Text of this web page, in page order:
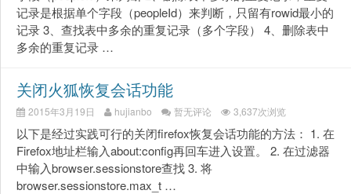
记录是根据单个字段（peopleId）来判断，只留有rowid最小的
记录 3、查找表中多余的重复记录（多个字段） 4、删除表中
多余的重复记录 …
关闭火狐恢复会话功能
2015年3月19日 hujianbo 暂无评论 3,637次浏览
以下是经过实践可行的关闭firefox恢复会话功能的方法： 1. 在
Firefox地址栏输入about:config再回车进入设置。 2. 在过滤器
中输入browser.sessionstore查找 3. 将
browser.sessionstore.max_t …